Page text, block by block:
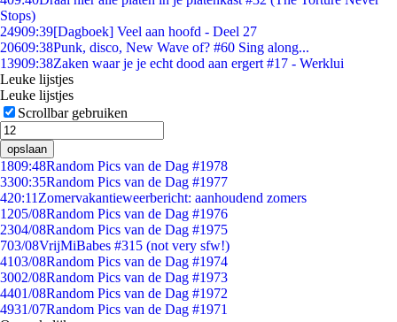
Stops)
24909:39[Dagboek] Veel aan hoofd - Deel 27
20609:38Punk, disco, New Wave of? #60 Sing along...
13909:38Zaken waar je je echt dood aan ergert #17 - Werklui
Leuke lijstjes
Leuke lijstjes
Scrollbar gebruiken
opslaan
1809:48Random Pics van de Dag #1978
3300:35Random Pics van de Dag #1977
420:11 Zomervakantieweerbericht: aanhoudend zomers
1205/08Random Pics van de Dag #1976
2304/08Random Pics van de Dag #1975
703/08VrijMiBabes #315 (not very sfw!)
4103/08Random Pics van de Dag #1974
3002/08Random Pics van de Dag #1973
4401/08Random Pics van de Dag #1972
4931/07Random Pics van de Dag #1971